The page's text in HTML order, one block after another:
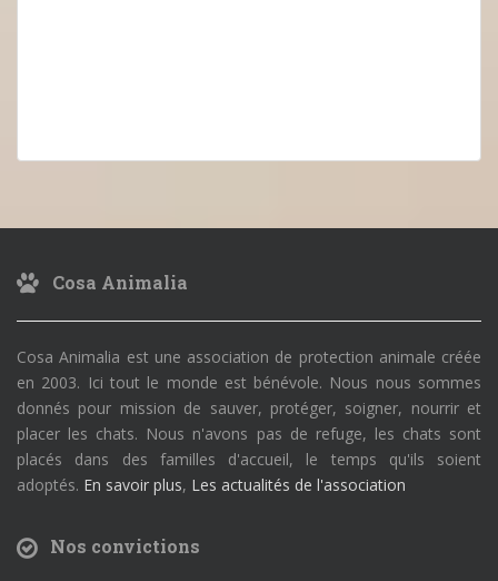
Cosa Animalia
Cosa Animalia est une association de protection animale créée
en 2003. Ici tout le monde est bénévole. Nous nous sommes
donnés pour mission de sauver, protéger, soigner, nourrir et
placer les chats. Nous n'avons pas de refuge, les chats sont
placés dans des familles d'accueil, le temps qu'ils soient
adoptés. En savoir plus, Les actualités de l'association
Nos convictions